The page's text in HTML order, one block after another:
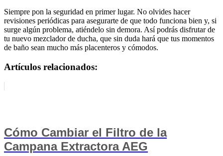
Siempre pon la seguridad en primer lugar. No olvides hacer
revisiones periódicas para asegurarte de que todo funciona bien y, si
surge algún problema, atiéndelo sin demora. Así podrás disfrutar de
tu nuevo mezclador de ducha, que sin duda hará que tus momentos
de baño sean mucho más placenteros y cómodos.
Artículos relacionados:
Cómo Cambiar el Filtro de la
Campana Extractora AEG